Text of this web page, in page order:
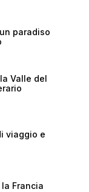
paradiso
Valle del
viaggio e
Francia